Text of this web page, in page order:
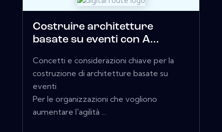
Costruire architetture
basate su eventi con A...
Concetti e considerazioni chiave per la
costruzione di architetture basate su
eventi
Per le organizzazioni che vogliono
aumentare l'agilità ...